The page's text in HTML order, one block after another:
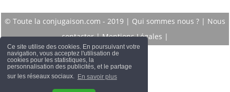
Ce site utilise des cookies. En poursuivant votre
navigation, vous acceptez l'utilisation de
cookies pour les statistiques, la
personnalisation des publicités, et le partage
sur les réseaux sociaux. En savoir plus
© Toute la conjugaison.com - 2019 | Qui sommes nous ? | Nous
contacter|Mentions Légales |